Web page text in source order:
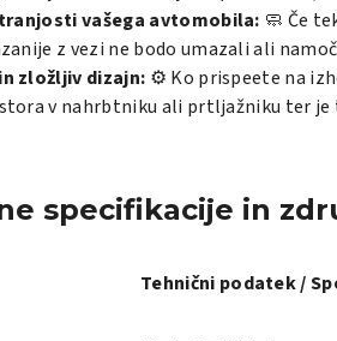
vašega avtomobila: 🧼 Če
z vezi ne bodo umazali ali
zložljiv dizajn: ⚙️ Ko prispeete na
v nahrbtniku ali prtljažniku ter
specifikacije in
Tehnični podatek /